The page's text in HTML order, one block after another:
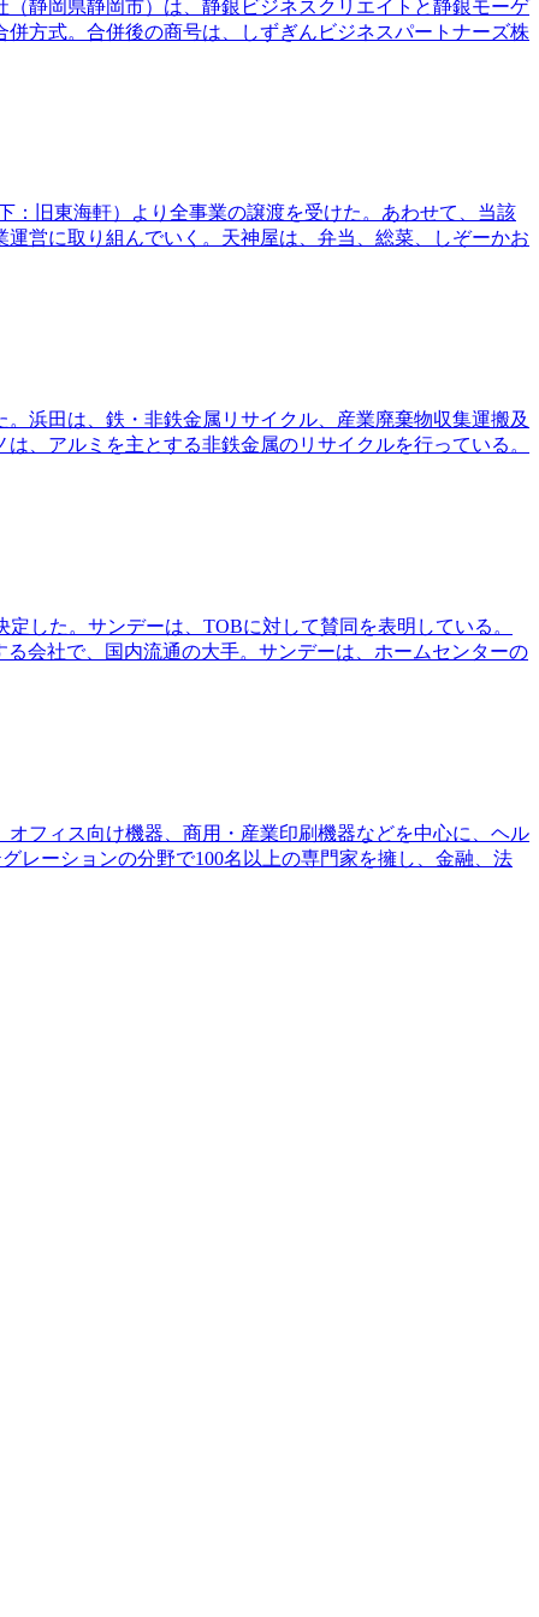
静岡県静岡市）は、静銀ビジネスクリエイトと静銀モーゲ
方式。合併後の商号は、しずぎんビジネスパートナーズ株
：旧東海軒）より全事業の譲渡を受けた。あわせて、当該
営に取り組んでいく。天神屋は、弁当、総菜、しぞーかお
浜田は、鉄・非鉄金属リサイクル、産業廃棄物収集運搬及
、アルミを主とする非鉄金属のリサイクルを行っている。
した。サンデーは、TOBに対して賛同を表明している。
会社で、国内流通の大手。サンデーは、ホームセンターの
オフィス向け機器、商用・産業印刷機器などを中心に、ヘル
レーションの分野で100名以上の専門家を擁し、金融、法